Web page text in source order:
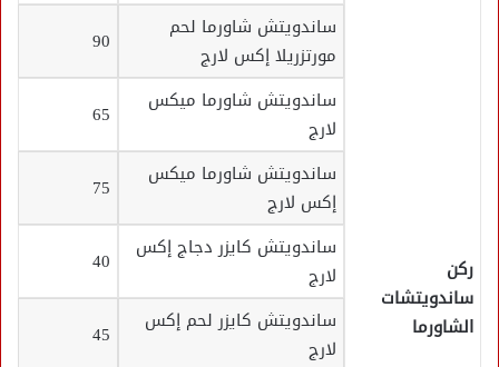
ركن
ساندويتشات
الشاورما
ساندويتش شاورما لحم
مورتزريلا إكس لارج
90
ساندويتش شاورما ميكس
لارج
65
ساندويتش شاورما ميكس
إكس لارج
75
ساندويتش كايزر دجاج إكس
لارج
40
ساندويتش كايزر لحم إكس
لارج
45